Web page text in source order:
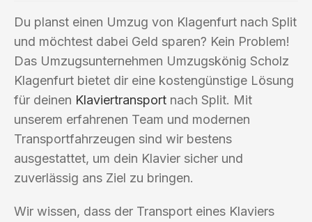
Du planst einen Umzug von Klagenfurt nach Split
und möchtest dabei Geld sparen? Kein Problem!
Das Umzugsunternehmen Umzugskönig Scholz
Klagenfurt bietet dir eine kostengünstige Lösung
für deinen Klaviertransport nach Split. Mit
unserem erfahrenen Team und modernen
Transportfahrzeugen sind wir bestens
ausgestattet, um dein Klavier sicher und
zuverlässig ans Ziel zu bringen.
Wir wissen, dass der Transport eines Klaviers